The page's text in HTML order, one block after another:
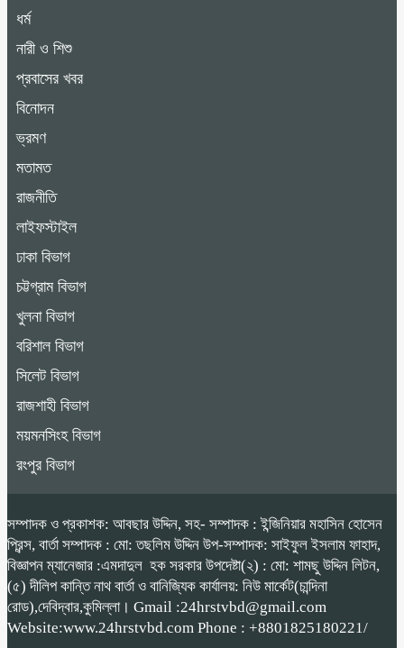
ধর্ম
নারী ও শিশু
প্রবাসের খবর
বিনোদন
ভ্রমণ
মতামত
রাজনীতি
লাইফস্টাইল
ঢাকা বিভাগ
চট্টগ্রাম বিভাগ
খুলনা বিভাগ
বরিশাল বিভাগ
সিলেট বিভাগ
রাজশাহী বিভাগ
ময়মনসিংহ বিভাগ
রংপুর বিভাগ
সম্পাদক ও প্রকাশক: আবছার উদ্দিন, সহ- সম্পাদক : ইন্জিনিয়ার মহাসিন হোসেন
প্রিন্স, বার্তা সম্পাদক : মো: তছলিম উদ্দিন উপ-সম্পাদক: সাইফুল ইসলাম ফাহাদ,
বিজ্ঞাপন ম্যানেজার :এমদাদুল হক সরকার উপদেষ্টা(২) : মো: শামছু উদ্দিন লিটন,
(৫) দীলিপ কান্তি নাথ বার্তা ও বানিজ্যিক কার্যালয়: নিউ মার্কেট(চান্দিনা
রোড),দেবিদ্বার,কুমিল্লা। Gmail :24hrstvbd@gmail.com
Website:www.24hrstvbd.com Phone : +8801825180221/